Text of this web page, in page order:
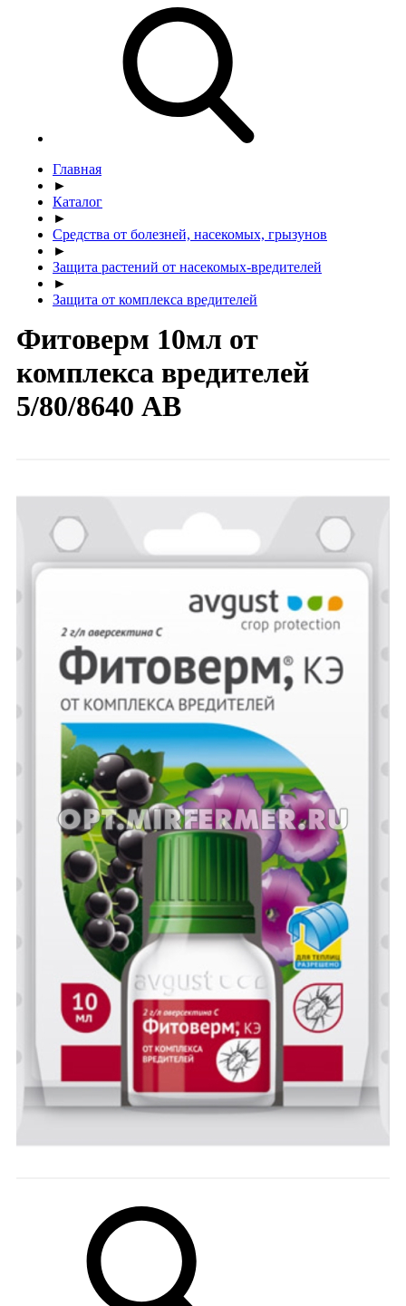
Главная
►
Каталог
►
Средства от болезней, насекомых, грызунов
►
Защита растений от насекомых-вредителей
►
Защита от комплекса вредителей
Фитоверм 10мл от
комплекса вредителей
5/80/8640 АВ